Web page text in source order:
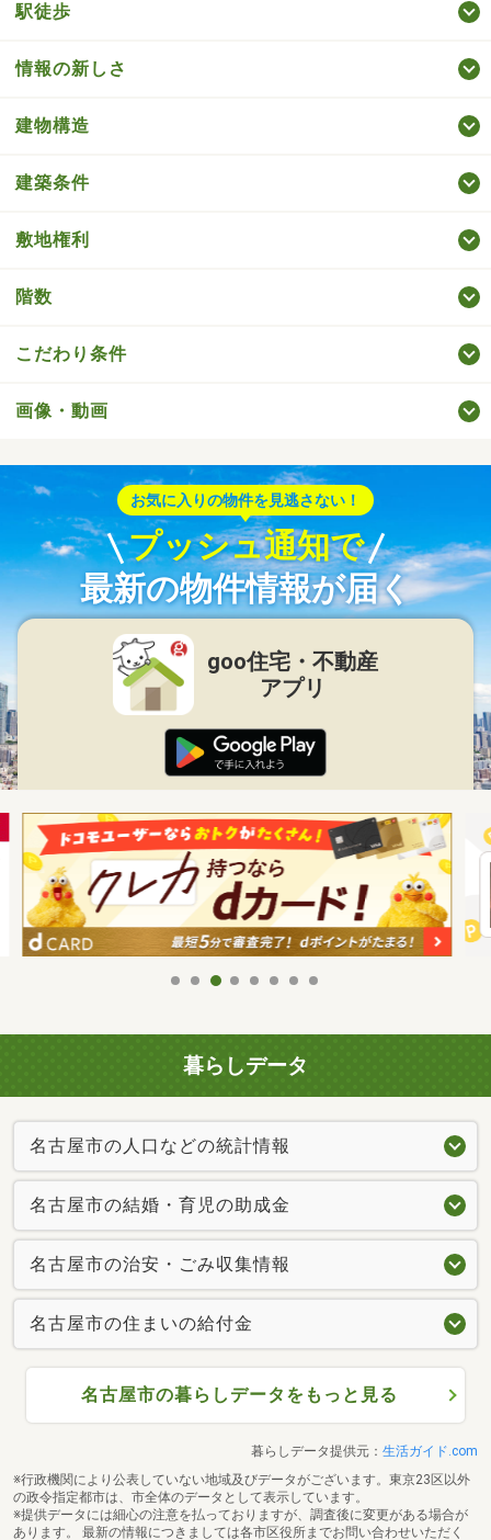
駅徒歩
情報の新しさ
建物構造
建築条件
敷地権利
階数
こだわり条件
画像・動画
お気に入りの物件を見逃さない！
プッシュ通知で
最新の物件情報が届く
goo住宅・不動産
アプリ
暮らしデータ
名古屋市の人口などの統計情報
名古屋市の結婚・育児の助成金
名古屋市の治安・ごみ収集情報
名古屋市の住まいの給付金
名古屋市の暮らしデータをもっと見る
暮らしデータ提供元： 生活ガイド.com
※行政機関により公表していない地域及びデータがございます。東京23区以外
の政令指定都市は、市全体のデータとして表示しています。
※提供データには細心の注意を払っておりますが、調査後に変更がある場合が
あります。 最新の情報につきましては各市区役所までお問い合わせいただく